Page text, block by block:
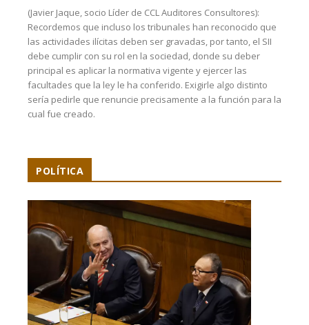
(Javier Jaque, socio Líder de CCL Auditores Consultores):
Recordemos que incluso los tribunales han reconocido que
las actividades ilícitas deben ser gravadas, por tanto, el SII
debe cumplir con su rol en la sociedad, donde su deber
principal es aplicar la normativa vigente y ejercer las
facultades que la ley le ha conferido. Exigirle algo distinto
sería pedirle que renuncie precisamente a la función para la
cual fue creado.
POLÍTICA